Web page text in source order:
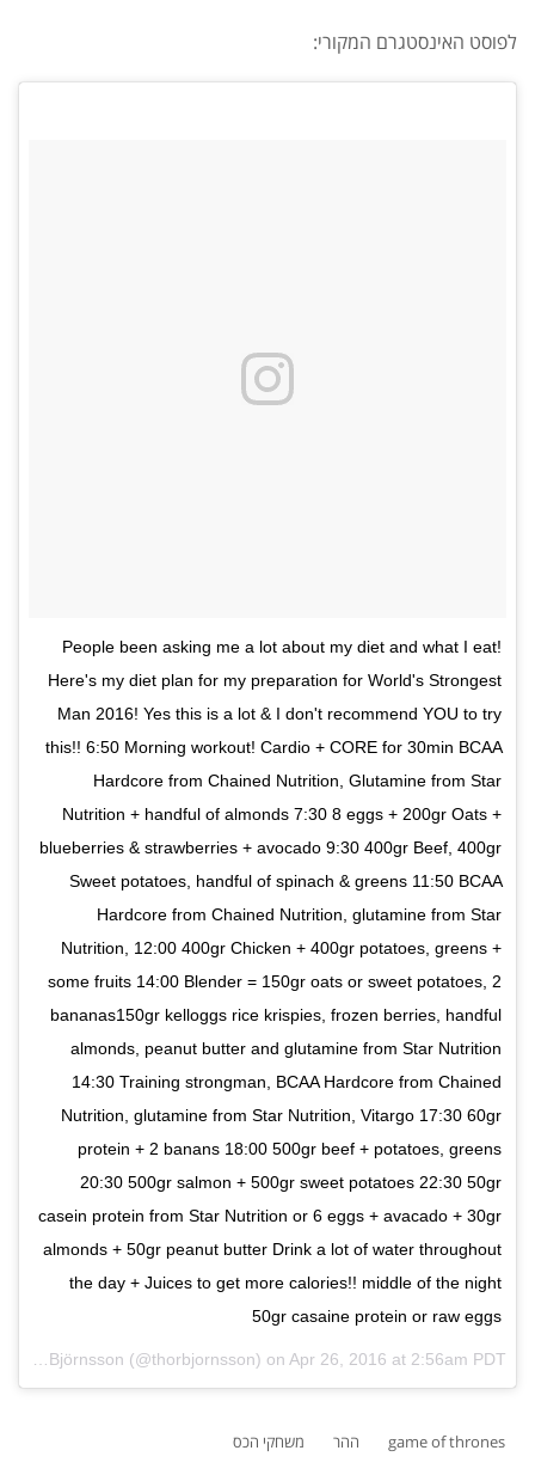
לפוסט האינסטגרם המקורי:
People been asking me a lot about my diet and what I eat!
Here's my diet plan for my preparation for World's Strongest
Man 2016! Yes this is a lot & I don't recommend YOU to try
this!! 6:50 Morning workout! Cardio + CORE for 30min BCAA
Hardcore from Chained Nutrition, Glutamine from Star
Nutrition + handful of almonds 7:30 8 eggs + 200gr Oats +
blueberries & strawberries + avocado 9:30 400gr Beef, 400gr
Sweet potatoes, handful of spinach & greens 11:50 BCAA
Hardcore from Chained Nutrition, glutamine from Star
Nutrition, 12:00 400gr Chicken + 400gr potatoes, greens +
some fruits 14:00 Blender = 150gr oats or sweet potatoes, 2
bananas150gr kelloggs rice krispies, frozen berries, handful
almonds, peanut butter and glutamine from Star Nutrition
14:30 Training strongman, BCAA Hardcore from Chained
Nutrition, glutamine from Star Nutrition, Vitargo 17:30 60gr
protein + 2 banans 18:00 500gr beef + potatoes, greens
20:30 500gr salmon + 500gr sweet potatoes 22:30 50gr
casein protein from Star Nutrition or 6 eggs + avacado + 30gr
almonds + 50gr peanut butter Drink a lot of water throughout
the day + Juices to get more calories!! middle of the night
50gr casaine protein or raw eggs
A post shared by Hafþór Júlíus Björnsson (@thorbjornsson) on Apr 26, 2016 at 2:56am PDT
game of thrones ההר משחקי הכס